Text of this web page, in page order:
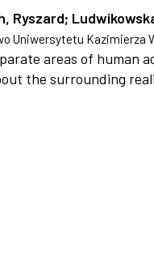
Ryszard;
Uniwersytetu Kazimierza
areas of human
the surrounding